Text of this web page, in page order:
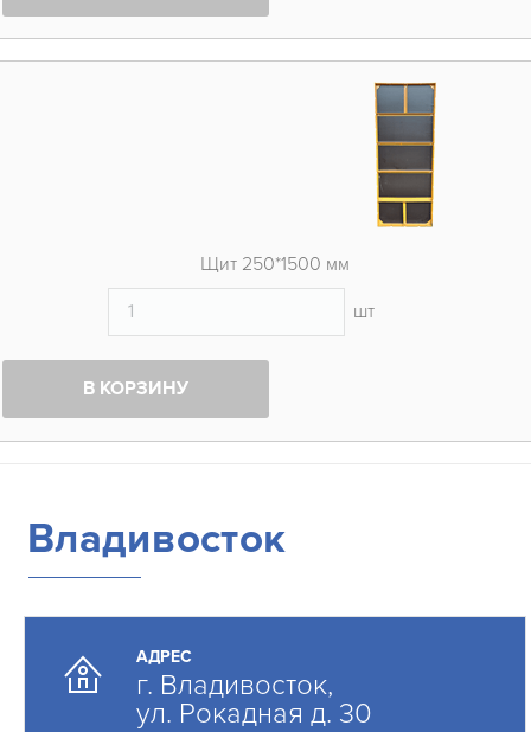
Щит 250*1500 мм
шт
В КОРЗИНУ
Владивосток
АДРЕС
г. Владивосток,
ул. Рокадная д. 30